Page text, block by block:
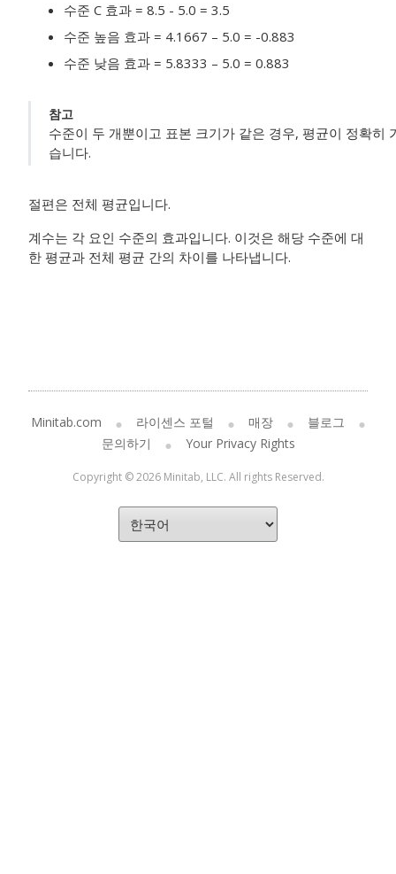
수준 C 효과 = 8.5 - 5.0 = 3.5
수준 높음 효과 = 4.1667 – 5.0 = -0.883
수준 낮음 효과 = 5.8333 – 5.0 = 0.883
참고
수준이 두 개뿐이고 표본 크기가 같은 경우, 평균이 정확히
습니다.
절편은 전체 평균입니다.
계수는 각 요인 수준의 효과입니다. 이것은 해당 수준에 대
한 평균과 전체 평균 간의 차이를 나타냅니다.
Minitab.com 라이센스 포털 매장
블로그
문의하기
Your Privacy Rights
Copyright © 2026 Minitab, LLC. All rights Reserved.